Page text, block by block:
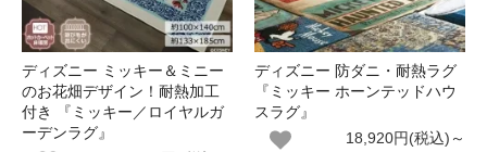
ディズニー ミッキー＆ミニー
のお花畑デザイン！耐熱加工
付き 『ミッキー／ロイヤルガ
ーデンラグ』
ディズニー 防ダニ・耐熱ラグ
『ミッキー ホーンテッドハウ
スラグ』
18,920円(税込)～